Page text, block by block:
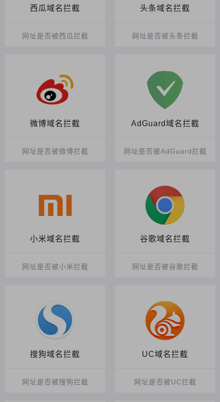
西瓜域名拦截
网址是否被西瓜拦截
头条域名拦截
网址是否被头条拦截
微博域名拦截
网址是否被微博拦截
AdGuard域名拦截
网址是否被AdGuard拦截
小米域名拦截
网址是否被小米拦截
谷歌域名拦截
网址是否被谷歌拦截
搜狗域名拦截
网址是否被搜狗拦截
UC域名拦截
网址是否被UC拦截